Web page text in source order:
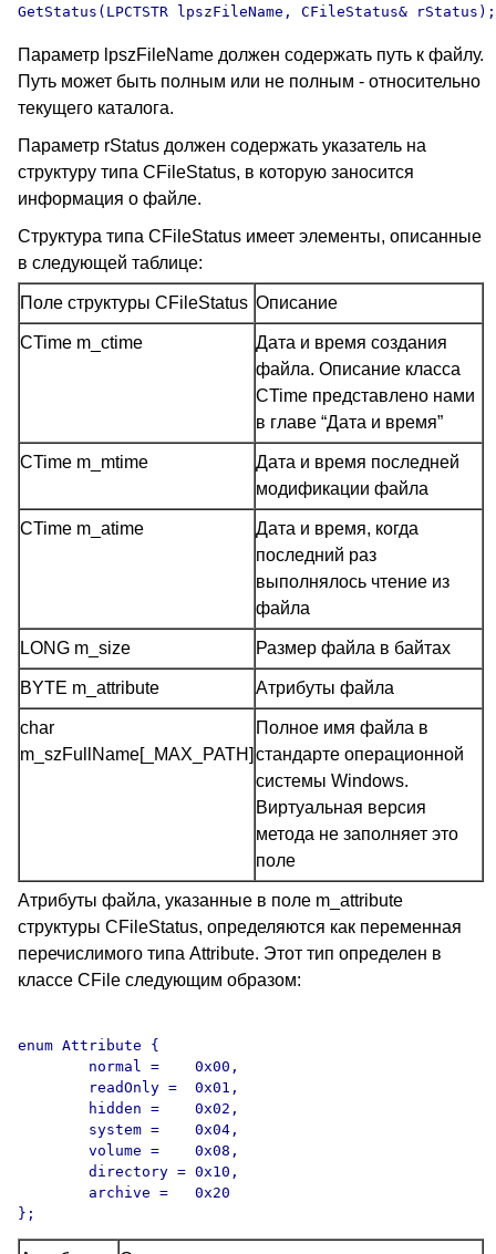
Параметр lpszFileName должен содержать путь к файлу.
Путь может быть полным или не полным - относительно
текущего каталога.
Параметр rStatus должен содержать указатель на
структуру типа CFileStatus, в которую заносится
информация о файле.
Структура типа CFileStatus имеет элементы, описанные
в следующей таблице:
Поле структуры CFileStatus Описание
CTime m_ctime
Дата и время создания
файла. Описание класса
CTime представлено нами
в главе “Дата и время”
CTime m_mtime
Дата и время последней
модификации файла
CTime m_atime
Дата и время, когда
последний раз
выполнялось чтение из
файла
LONG m_size Размер файла в байтах
BYTE m_attribute Атрибуты файла
char
m_szFullName[_MAX_PATH]
Полное имя файла в
стандарте операционной
системы Windows.
Виртуальная версия
метода не заполняет это
поле
Атрибуты файла, указанные в поле m_attribute
структуры CFileStatus, определяются как переменная
перечислимого типа Attribute. Этот тип определен в
классе CFile следующим образом:
enum Attribute {